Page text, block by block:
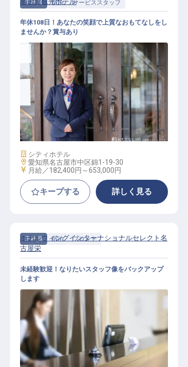
正社員 宿泊 サービススタッフ
宿泊
年休108日！あなたの笑顔で上質なおもてなしをし
ませんか？賞与あり
施設業態
シティホテル
勤務地
愛知県名古屋市中区錦1-19-30
給与
月給／182,400円～653,000円
キープする 詳しく見る
正社員 宿泊 フロント
ホテルフロントスタッフ
ホテルウィングインターナショナルセレクト名
古屋栄
未経験歓迎！なりたいスタッフ像をバックアップ
します